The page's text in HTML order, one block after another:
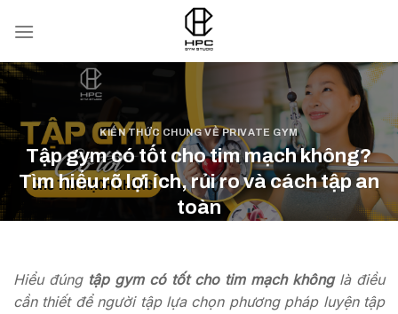
KIẾN THỨC CHUNG VỀ PRIVATE GYM
Tập gym có tốt cho tim mạch không?
Tìm hiểu rõ lợi ích, rủi ro và cách tập an
toàn
Hiểu đúng tập gym có tốt cho tim mạch khônglà điều
cần thiết để người tập lựa chọn phương pháp luyện tập